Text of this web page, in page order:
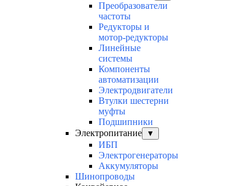
Преобразователи
частоты
Редукторы и
мотор-редукторы
Линейные
системы
Компоненты
автоматизации
Электродвигатели
Втулки шестерни
муфты
Подшипники
Электропитание
▼
ИБП
Электрогенераторы
Аккумуляторы
Шинопроводы